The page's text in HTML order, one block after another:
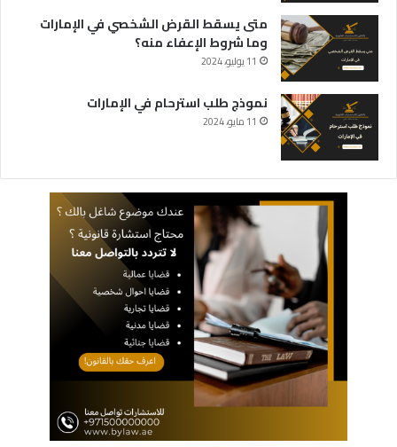
متى يسقط القرض الشخصي في الإمارات
وما شروط الإعفاء منه؟
11 يوليو، 2024
نموذج طلب استرحام في الإمارات
11 مايو، 2024